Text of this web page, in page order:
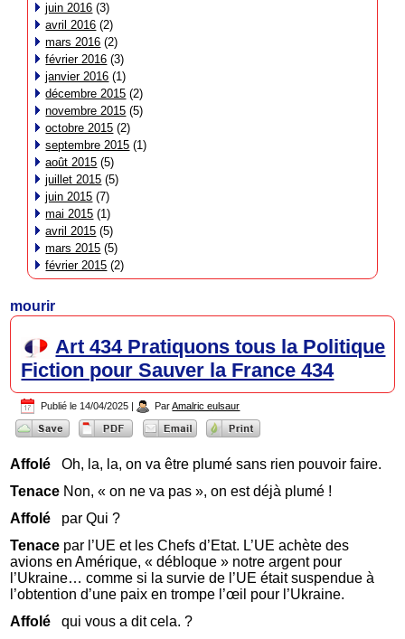
juin 2016 (3)
avril 2016 (2)
mars 2016 (2)
février 2016 (3)
janvier 2016 (1)
décembre 2015 (2)
novembre 2015 (5)
octobre 2015 (2)
septembre 2015 (1)
août 2015 (5)
juillet 2015 (5)
juin 2015 (7)
mai 2015 (1)
avril 2015 (5)
mars 2015 (5)
février 2015 (2)
mourir
Art 434 Pratiquons tous la Politique
Fiction pour Sauver la France 434
Publié le 14/04/2025 | Par Amalric eulsaur
Affolé Oh, la, la, on va être plumé sans rien pouvoir faire.
Tenace Non, « on ne va pas », on est déjà plumé !
Affolé par Qui ?
Tenace par l’UE et les Chefs d’Etat. L’UE achète des
avions en Amérique, « débloque » notre argent pour
l’Ukraine… comme si la survie de l’UE était suspendue à
l’obtention d’une paix en trompe l’œil pour l’Ukraine.
Affoléqui vous a dit cela. ?